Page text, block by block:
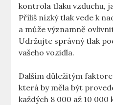
kontrola tlaku vzduchu,
Příliš nízký tlak vede k
a může významně
Udržujte‌ správný tlak
vašeho vozidla.
Dalším důležitým
⁢která by měla být
každých 8​ 000 až 10⁢